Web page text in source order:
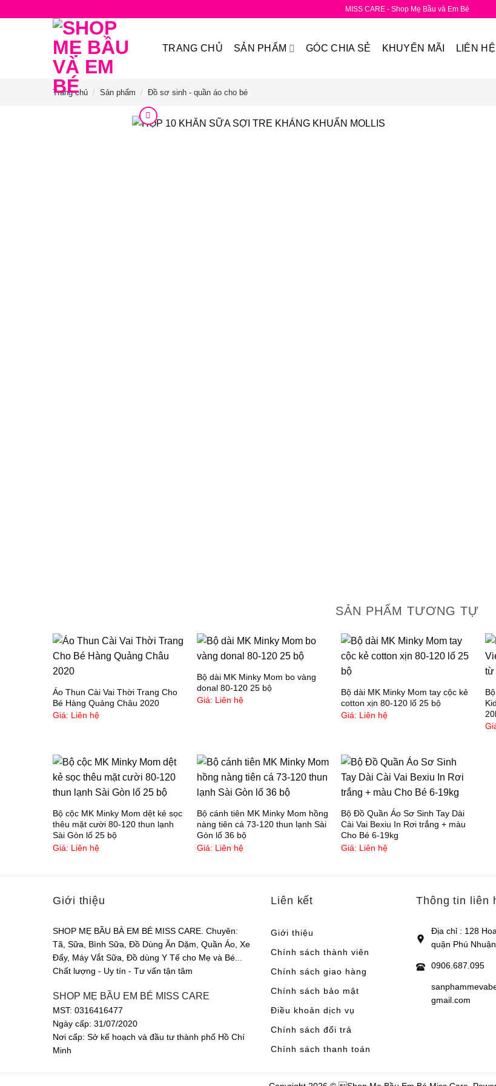
MISS CARE - Shop Mẹ Bầu và Em Bé
TRANG CHỦ SẢN PHẨM GÓC CHIA SẺ KHUYẾN MÃI LIÊN HỆ
Trang chủ / Sản phẩm / Đồ sơ sinh - quần áo cho bé
SẢN PHẨM TƯƠNG TỰ
Áo Thun Cài Vai Thời Trang Cho
Bé Hàng Quảng Châu 2020
Giá: Liên hệ
Bộ dài MK Minky Mom bo vàng
donal 80-120 25 bộ
Giá: Liên hệ
Bộ dài MK Minky Mom tay cộc kẻ
cotton xịn 80-120 lố 25 bộ
Giá: Liên hệ
Bộ cộc MK Minky Mom dệt kẻ sọc
thêu mặt cười 80-120 thun lạnh
Sài Gòn lố 25 bộ
Giá: Liên hệ
Bộ cánh tiên MK Minky Mom hồng
nàng tiên cá 73-120 thun lạnh Sài
Gòn lố 36 bộ
Giá: Liên hệ
Bộ Đồ Quần Áo Sơ Sinh Tay Dài
Cài Vai Bexiu In Rơi trắng + màu
Cho Bé 6-19kg
Giá: Liên hệ
Giới thiệu
SHOP MẸ BẦU BÀ EM BÉ MISS CARE. Chuyên:
Tã, Sữa, Bình Sữa, Đồ Dùng Ăn Dặm, Quần Áo, Xe
Đẩy, Máy Vắt Sữa, Đồ dùng Y Tế cho Mẹ và Bé...
Chất lượng - Uy tín - Tư vấn tận tâm
SHOP MẸ BẦU EM BÉ MISS CARE
MST: 0316416477
Ngày cấp: 31/07/2020
Nơi cấp: Sở kế hoạch và đầu tư thành phố Hồ Chí
Minh
Liên kết
Giới thiệu
Chính sách thành viên
Chính sách giao hàng
Chính sách bảo mật
Điều khoản dịch vụ
Chính sách đổi trả
Chính sách thanh toán
Thông tin liên
Địa chỉ : 128
quận Phú
0906.687.095
gmail.com